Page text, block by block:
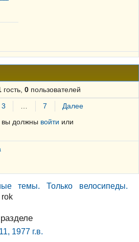
гость, 0пользователей
3 … 7
Далее
вы должны войти или
темы. Только велосипеды.
rok
1977 г.в.